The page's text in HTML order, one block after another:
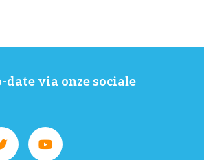
date via onze sociale